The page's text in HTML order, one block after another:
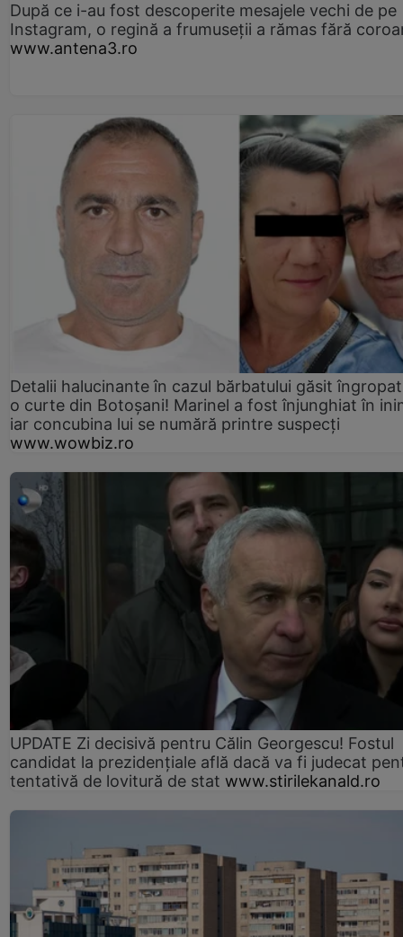
După ce i-au fost descoperite mesajele vechi de pe
Instagram, o regină a frumuseții a rămas fără
www.antena3.ro
Detalii halucinante în cazul bărbatului găsit
o curte din Botoșani! Marinel a fost înjunghiat în
iar concubina lui se numără printre suspecți
www.wowbiz.ro
UPDATE Zi decisivă pentru Călin Georgescu! Fostul
candidat la prezidențiale află dacă va fi judecat
tentativă de lovitură de stat www.stirilekanald.ro